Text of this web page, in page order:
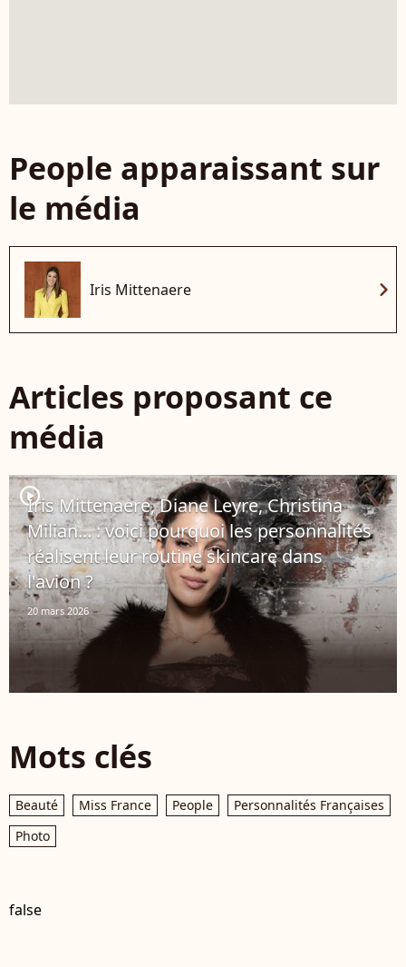
People apparaissant sur
le média
Iris Mittenaere chevron_right
Articles proposant ce
média
player2
Iris Mittenaere, Diane Leyre, Christina
Milian... : voici pourquoi les personnalités
réalisent leur routine skincare dans
l'avion ?
20 mars 2026
Mots clés
Beauté Miss France People
Personnalités Françaises
Photo
false